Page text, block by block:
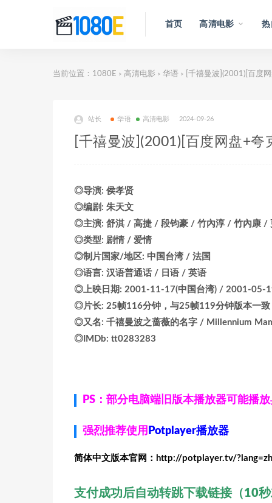
首页 高清电影 热
当前位置： 1080E > 高清电影 > 华语 > [千禧曼波](2001)[百度
站长 华语 高清电影 2024-09-26
[千禧曼波](2001)[百度网盘+
◎导演: 侯孝贤
◎编剧: 朱天文
◎主演: 舒淇 / 高捷 / 段钧豪 / 竹內淳 / 竹內康 /
◎类型: 剧情 / 爱情
◎制片国家/地区: 中国台湾 / 法国
◎语言: 汉语普通话 / 日语 / 英语
◎上映日期: 2001-11-17(中国台湾) / 2001-05-
◎片长: 25帧116分钟，与25帧119分钟版本一致
◎又名: 千禧曼波之蔷薇的名字 / Millennium
◎IMDb: tt0283283
PS：部分电脑端旧版本播放器可能播
强烈推荐使用 Potplayer播放器
简体中文版本官网：http://potplayer.tv/
支付成功后自动转跳下载链接（10